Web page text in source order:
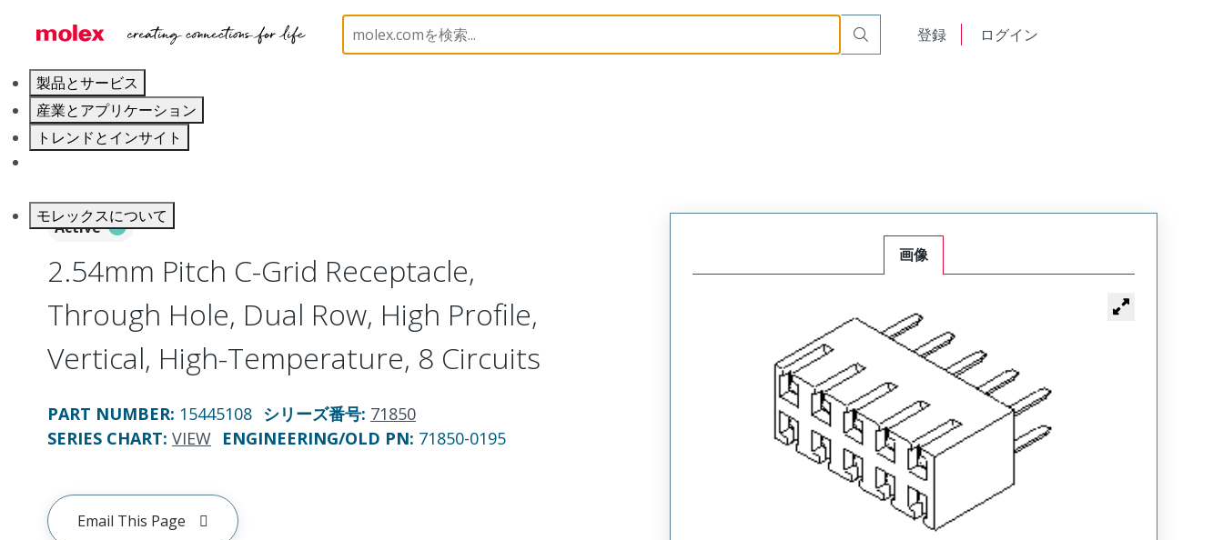
登録 ログイン
製品とサービス
産業とアプリケーション
トレンドとインサイト
モレックスについて
PCB / Wire Connectors PCB Headers and Receptacles 71850 15445108
Active
2.54mm Pitch C-Grid Receptacle,
Through Hole, Dual Row, High Profile,
Vertical, High-Temperature, 8 Circuits
PART NUMBER: 15445108 シリーズ番号: 71850
SERIES CHART: VIEW ENGINEERING/OLD PN: 71850-0195
Email This Page
画像